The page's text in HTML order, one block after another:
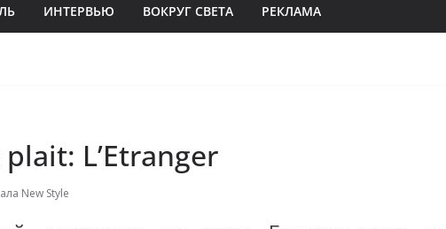
ИНТЕРВЬЮ ВОКРУГ СВЕТА РЕКЛАМА
L’Etranger
New Style